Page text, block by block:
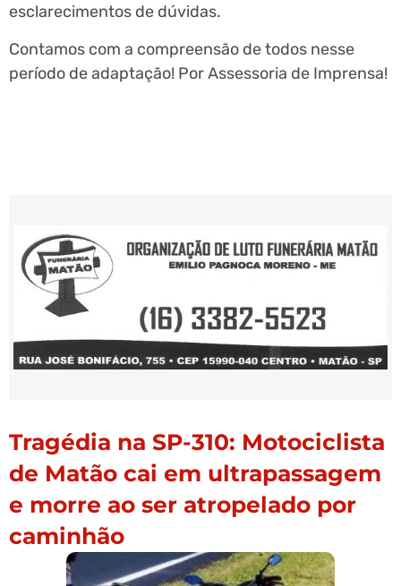
esclarecimentos de dúvidas.
Contamos com a compreensão de todos nesse
período de adaptação! Por Assessoria de Imprensa!
Tragédia na SP-310: Motociclista
de Matão cai em ultrapassagem
e morre ao ser atropelado por
caminhão